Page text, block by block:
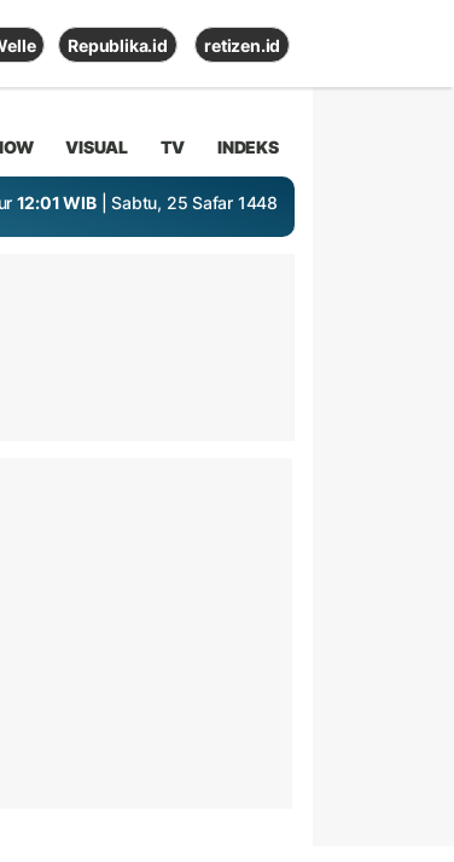
Republika.id retizen.id
VISUAL TV INDEKS
12:01 WIB | Sabtu, 25 Safar 1448